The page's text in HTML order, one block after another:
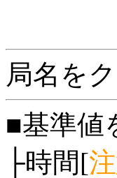
局名を
■基準値
├時間[